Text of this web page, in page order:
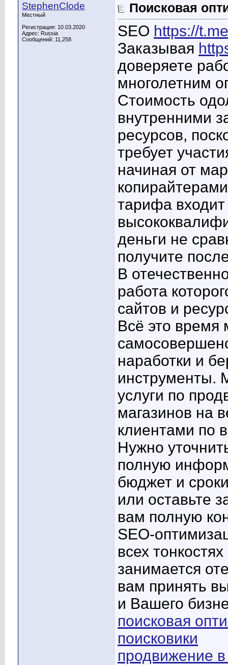
StephenClode
Местный
Регистрация: 10.03.2020
Адрес: Russia
Сообщений: 11,258
Поисковая
SEO https://
Заказывая
доверяете
многолетним
Стоимость
внутренними
ресурсов,
требует
начиная от
тарифа входит
деньги не
получите
В
работа
сайтов и
Всё это
наработки и
инструменты.
услуги по
магазинов на
клиентами по
Нужно
полную
бюджет и
или оставьте
вам полную
SEO-
всех
занимается
вам принять
и Вашего
поисковая
поисковики
продвижение в